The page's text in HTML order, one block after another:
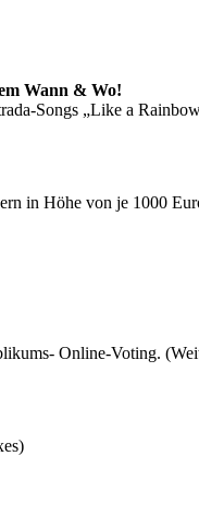
Wann & Wo!
Songs „Like a
in Höhe von je 1000
Online-Voting.